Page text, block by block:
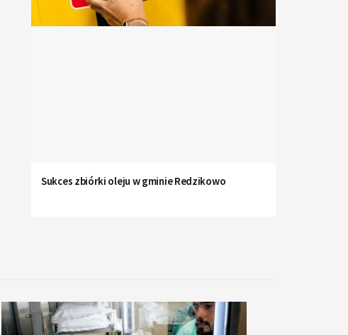
Sukces zbiórki oleju w gminie Redzikowo